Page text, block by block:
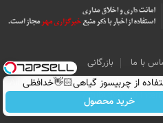
با ما
بازرگانی
All Content by Mehr News Agency is
Attribution 4.0
از چربیسوز گیاهی👋🏻خدافظی
با چاقی!خرید با تخفیف
خرید محصول